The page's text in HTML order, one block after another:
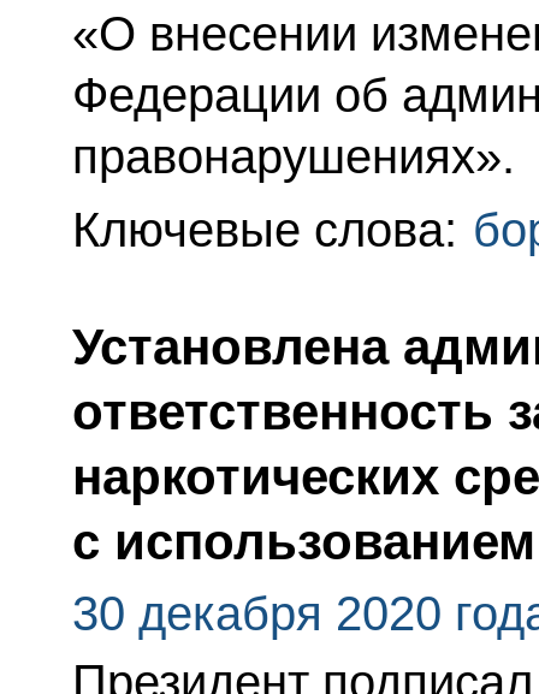
«О внесении
Федерации об
правонарушениях».
Ключевые слова:
Установлена
ответственность
наркотических
с
30 декабря 2020
Президент